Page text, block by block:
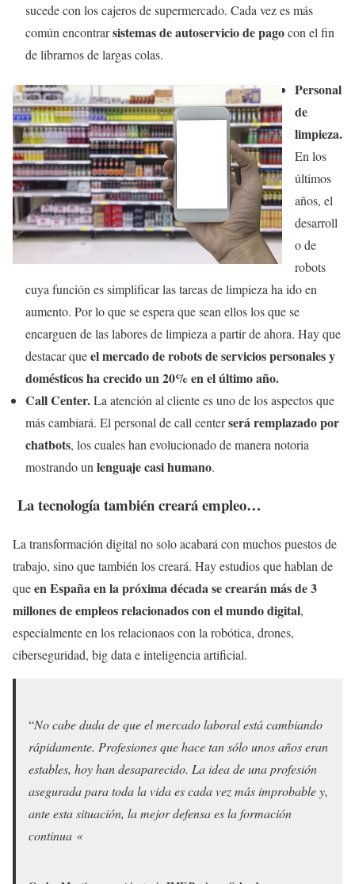
sucede con los cajeros de supermercado. Cada vez es más
común encontrarsistemas de autoservicio de pagocon el fin
de librarnos de largas colas.
Personal
de
limpieza.
En los
últimos
años, el
desarroll
o de
robots
cuya función es simplificar las tareas de limpieza ha ido en
aumento. Por lo que se espera que sean ellos los que se
encarguen de las labores de limpieza a partir de ahora. Hay que
destacar queel mercado de robots de servicios personales y
domésticos ha crecido un 20% en el último año.
Call Center.La atención al cliente es uno de los aspectos que
más cambiará. El personal de call centerserá remplazado por
chatbots, los cuales han evolucionado de manera notoria
mostrando un lenguaje casi humano.
La tecnología también creará empleo…
La transformación digital no solo acabará con muchos puestos de
trabajo, sino que también los creará. Hay estudios que hablan de
queen España en la próxima década se crearán más de 3
millones de empleos relacionados con el mundo digital,
especialmente en los relacionaos con la robótica, drones,
ciberseguridad, big data e inteligencia artificial.
“No cabe duda de que el mercado laboral está cambiando
rápidamente. Profesiones que hace tan sólo unos años eran
estables, hoy han desaparecido. La idea de una profesión
asegurada para toda la vida es cada vez más improbable y,
ante esta situación, la mejor defensa es la formación
continua «